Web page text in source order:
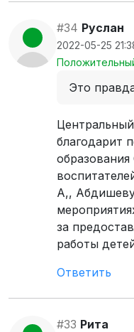
#34 Руслан
2022-05-25
Это
благодарит
А,,
за
работы
Ответить
#33 Рита